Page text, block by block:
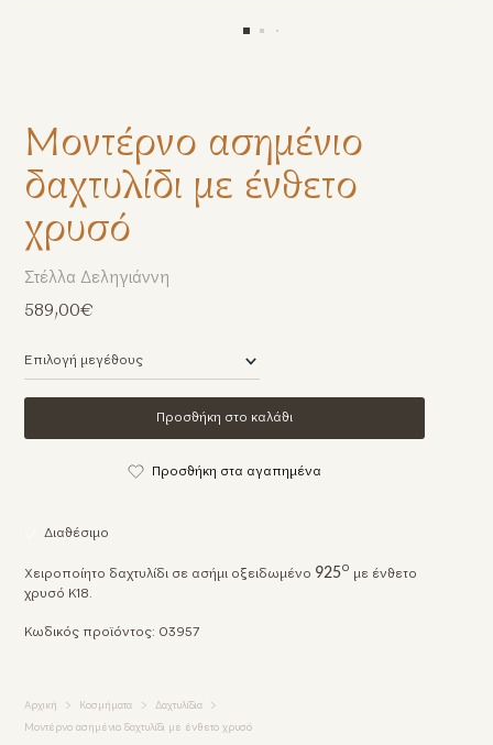
Στέλλα Δεληγιάννη
589,00€
Προσθήκη στο καλάθι
Προσθήκη στα αγαπημένα
Διαθέσιμο
Χειροποίητο δαχτυλίδι σε ασήμι οξειδωμένο 925o
με ένθετο
χρυσό K18.
Κωδικός προϊόντος: 03957
Αρχική Κοσμήματα Δαχτυλίδια
Μοντέρνο ασημένιο δαχτυλίδι με ένθετο χρυσό
Μοντέρνο ασημένιο
δαχτυλίδι με ένθετο
χρυσό